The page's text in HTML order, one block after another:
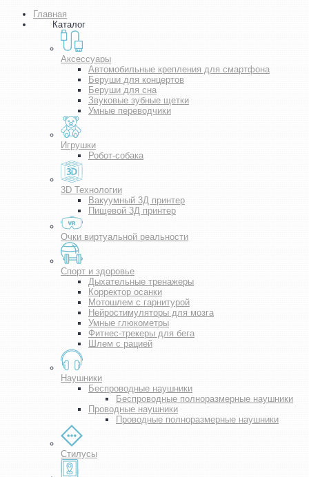
Главная
Каталог
Аксессуары
Автомобильные крепления для смартфона
Беруши для концертов
Беруши для сна
Звуковые зубные щетки
Умные переводчики
Игрушки
Робот-собака
3D Технологии
Вакуумный 3Д принтер
Пищевой 3Д принтер
Очки виртуальной реальности
Спорт и здоровье
Дыхательные тренажеры
Корректор осанки
Мотошлем с гарнитурой
Нейростимуляторы для мозга
Умные глюкометры
Фитнес-трекеры для бега
Шлем с рацией
Наушники
Беспроводные наушники
Беспроводные полноразмерные наушники
Проводные наушники
Проводные полноразмерные наушники
Стилусы